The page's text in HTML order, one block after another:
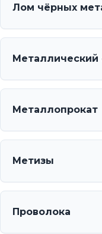
Лом чёрных
Металлический
Металлопрокат
Метизы
Проволока